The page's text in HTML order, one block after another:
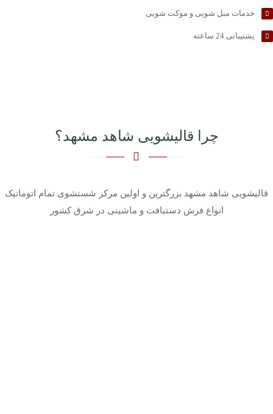
خدمات مبل شویی و موکت شویی
پشتیبانی 24 ساعته
چرا قالیشویی شاهد مشهد؟
قالیشویی شاهد مشهد بزرگترین و اولین مرکز شستشوی تمام اتوماتیک
انواع فرش دستبافت و ماشینی در شرق کشور